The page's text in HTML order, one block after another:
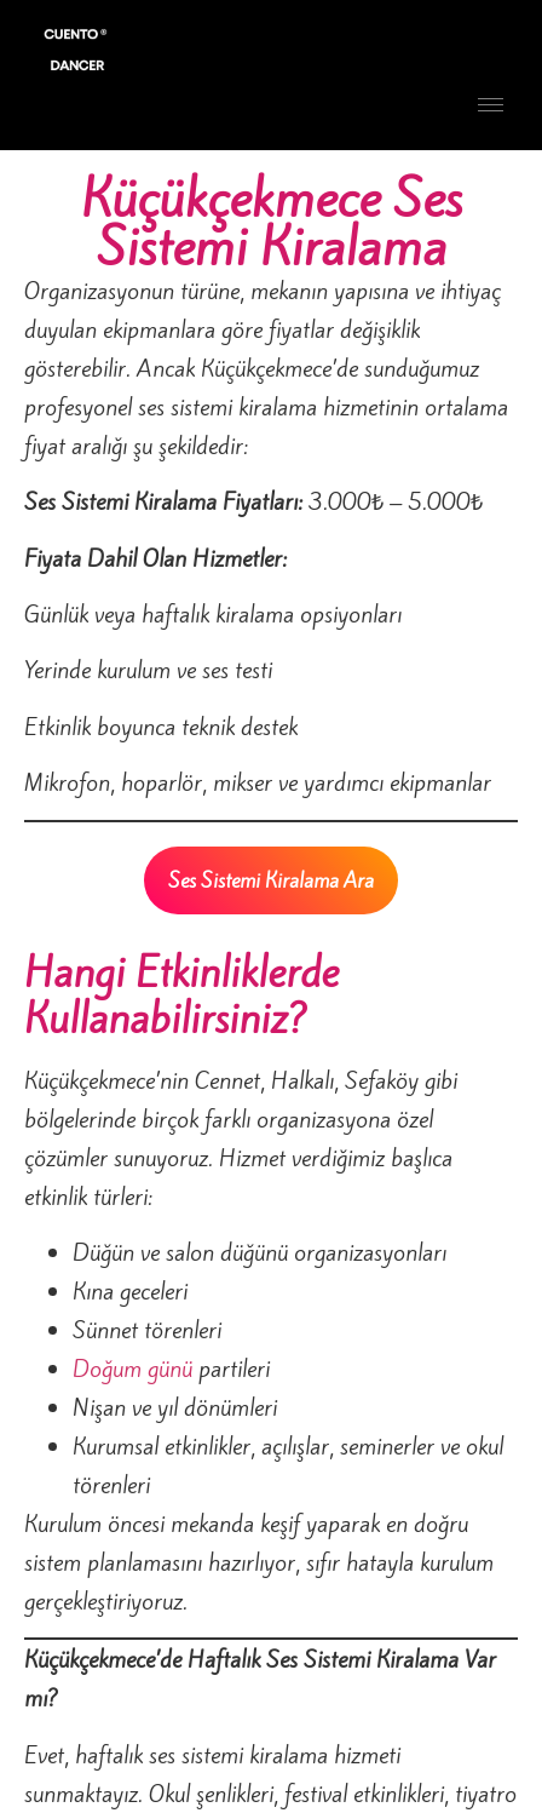
Küçükçekmece Ses
Sistemi Kiralama
Organizasyonun türüne, mekanın yapısına ve ihtiyaç
duyulan ekipmanlara göre fiyatlar değişiklik
gösterebilir. Ancak Küçükçekmece’de sunduğumuz
profesyonel ses sistemi kiralama hizmetinin ortalama
fiyat aralığı şu şekildedir:
Ses Sistemi Kiralama Fiyatları:3.000₺ – 5.000₺
Fiyata Dahil Olan Hizmetler:
Günlük veya haftalık kiralama opsiyonları
Yerinde kurulum ve ses testi
Etkinlik boyunca teknik destek
Mikrofon, hoparlör, mikser ve yardımcı ekipmanlar
Ses Sistemi Kiralama Ara
Hangi Etkinliklerde
Kullanabilirsiniz?
Küçükçekmece’nin Cennet, Halkalı, Sefaköy gibi
bölgelerinde birçok farklı organizasyona özel
çözümler sunuyoruz. Hizmet verdiğimiz başlıca
etkinlik türleri:
Düğün ve salon düğünü organizasyonları
Kına geceleri
Sünnet törenleri
Doğum günü partileri
Nişan ve yıl dönümleri
Kurumsal etkinlikler, açılışlar, seminerler ve okul
törenleri
Kurulum öncesi mekanda keşif yaparak en doğru
sistem planlamasını hazırlıyor, sıfır hatayla kurulum
gerçekleştiriyoruz.
Küçükçekmece’de Haftalık Ses Sistemi Kiralama Var
mı?
Evet, haftalık ses sistemi kiralama hizmeti
sunmaktayız. Okul şenlikleri, festival etkinlikleri, tiyatro